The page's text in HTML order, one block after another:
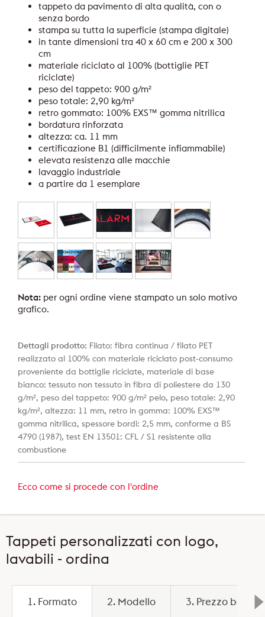
tappeto da pavimento di alta qualità, con o
senza bordo
stampa su tutta la superficie (stampa digitale)
in tante dimensioni tra 40 x 60 cm e 200 x 300
cm
materiale riciclato al 100% (bottiglie PET
riciclate)
peso del tappeto: 900 g/m²
peso totale: 2,90 kg/m²
retro gommato: 100% EXS™ gomma nitrilica
bordatura rinforzata
altezza: ca. 11 mm
certificazione B1 (difficilmente infiammabile)
elevata resistenza alle macchie
lavaggio industriale
a partire da 1 esemplare
Nota: per ogni ordine viene stampato un solo motivo
grafico.
Dettagli prodotto: Filato: fibra continua / filato PET
realizzato al 100% con materiale riciclato post-consumo
proveniente da bottiglie riciclate, materiale di base
bianco: tessuto non tessuto in fibra di poliestere da 130
g/m², peso del tappeto: 900 g/m² pelo, peso totale: 2,90
kg/m², altezza: 11 mm, retro in gomma: 100% EXS™
gomma nitrilica, spessore bordi: 2,5 mm, conforme a BS
4790 (1987), test EN 13501: CFL / S1 resistente alla
combustione
Ecco come si procede con l'ordine
Tappeti personalizzati con logo,
lavabili - ordina
1. Formato 2. Modello 3. Prezzo base